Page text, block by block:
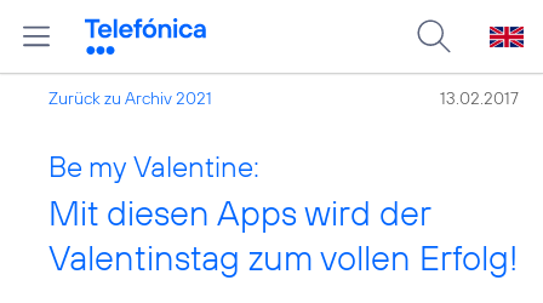
Zurück zu Archiv 2021 13.02.2017
Be my Valentine:
Mit diesen Apps wird der
Valentinstag zum vollen Erfolg!